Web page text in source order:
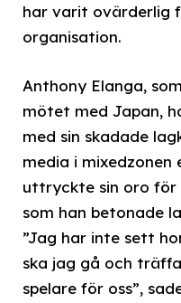
har varit ovärderlig
organisation.
Anthony Elanga,
mötet med Japan,
med sin skadade
media i
uttryckte sin oro
som han betonade
”Jag har inte sett
ska jag gå och
spelare för oss”,